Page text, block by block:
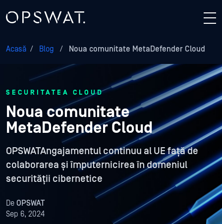
Acasă / Blog / Noua comunitate MetaDefender Cloud
SECURITATEA CLOUD
Noua comunitate
MetaDefender Cloud
OPSWATAngajamentul continuu al UE față de
colaborarea și împuternicirea în domeniul
securității cibernetice
De OPSWAT
Sep 6, 2024